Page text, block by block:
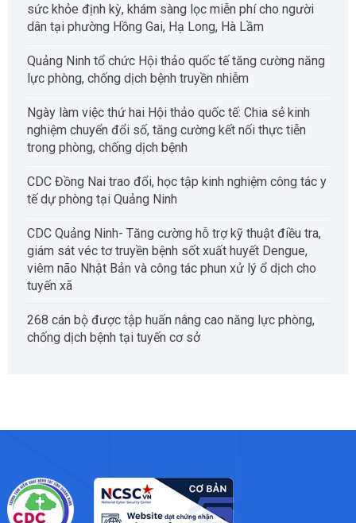
sức khỏe định kỳ, khám sàng lọc miễn phí cho người
dân tại phường Hồng Gai, Hạ Long, Hà Lầm
Quảng Ninh tổ chức Hội thảo quốc tế tăng cường năng
lực phòng, chống dịch bệnh truyền nhiễm
Ngày làm việc thứ hai Hội thảo quốc tế: Chia sẻ kinh
nghiệm chuyển đổi số, tăng cường kết nối thực tiễn
trong phòng, chống dịch bệnh
CDC Đồng Nai trao đổi, học tập kinh nghiệm công tác y
tế dự phòng tại Quảng Ninh
CDC Quảng Ninh- Tăng cường hỗ trợ kỹ thuật điều tra,
giám sát véc tơ truyền bệnh sốt xuất huyết Dengue,
viêm não Nhật Bản và công tác phun xử lý ổ dịch cho
tuyến xã
268 cán bộ được tập huấn nâng cao năng lực phòng,
chống dịch bệnh tại tuyến cơ sở